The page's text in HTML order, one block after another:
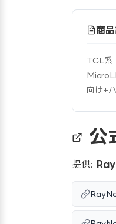
商
TCL系
向け+
公
提供: